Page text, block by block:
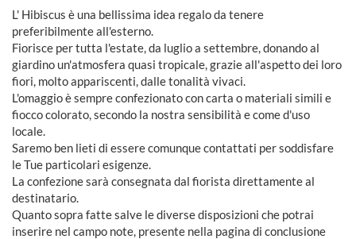
L' Hibiscus è una bellissima idea regalo da tenere
preferibilmente all'esterno.
Fiorisce per tutta l'estate, da luglio a settembre, donando al
giardino un'atmosfera quasi tropicale, grazie all'aspetto dei loro
fiori, molto appariscenti, dalle tonalità vivaci.
L'omaggio è sempre confezionato con carta o materiali simili e
fiocco colorato, secondo la nostra sensibilità e come d'uso
locale.
Saremo ben lieti di essere comunque contattati per soddisfare
le Tue particolari esigenze.
La confezione sarà consegnata dal fiorista direttamente al
destinatario.
Quanto sopra fatte salve le diverse disposizioni che potrai
inserire nel campo note, presente nella pagina di conclusione